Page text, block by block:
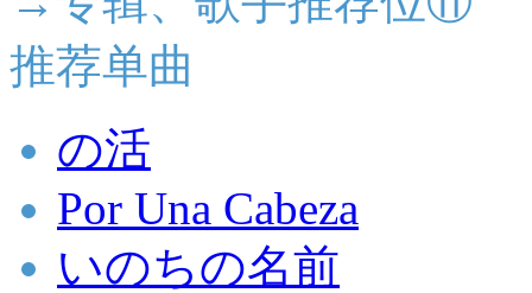
推荐单曲
の活
Por Una Cabeza
いのちの名前